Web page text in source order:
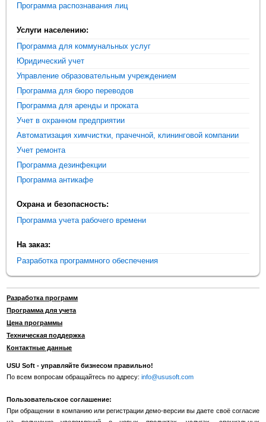
Программа распознавания лиц
Услуги населению:
Программа для коммунальных услуг
Юридический учет
Управление образовательным учреждением
Программа для бюро переводов
Программа для аренды и проката
Учет в охранном предприятии
Автоматизация химчистки, прачечной, клининговой компании
Учет ремонта
Программа дезинфекции
Программа антикафе
Охрана и безопасность:
Программа учета рабочего времени
На заказ:
Разработка программного обеспечения
Разработка программ
Программа для учета
Цена программы
Техническая поддержка
Контактные данные
USU Soft - управляйте бизнесом правильно!
По всем вопросам обращайтесь по адресу:info@ususoft.com
Пользовательское соглашение:
При обращении в компанию или регистрации демо-версии вы даете своё согласие